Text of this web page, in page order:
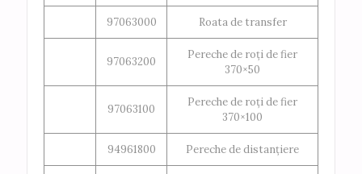
97063000 Roata de transfer
97063200
Pereche de roți de fier
370×50
97063100
Pereche de roți de fier
370×100
94961800 Pereche de distanțiere